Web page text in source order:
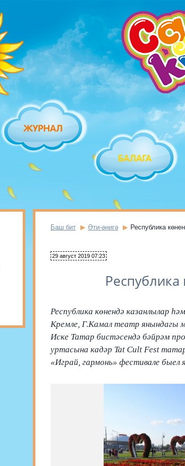
Баш бит Әти-әнигә Республика
29 август 2019 07:23
Республика көнендә казанлылар
Кремле, Г.Камал театр янындагы
Иске Татар бистәсендә бәйрәм
уртасына кадәр Tat Cult Fest
«Играй, гармонь» фестивале быел